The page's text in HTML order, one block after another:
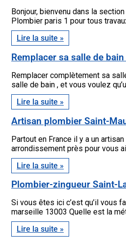
Bonjour, bienvenu dans la
Plombier paris 1 pour tous
Lire la suite »
Remplacer sa salle de
Remplacer complètement sa
salle de bain , et vous voulez
Lire la suite »
Artisan plombier Saint-
Partout en France il y a un
arrondissement près pour vous
Lire la suite »
Plombier-zingueur Saint-
Si vous êtes ici c’est qu’il vous
marseille 13003 Quelle est la
Lire la suite »